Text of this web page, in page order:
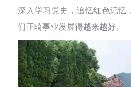
深入学习党史，追忆红色记忆
们正畸事业发展得越来越好。